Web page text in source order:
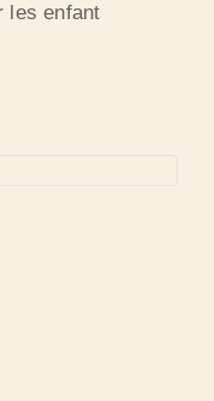
les enfant